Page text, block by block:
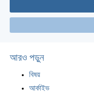
আরও পড়ুন
বিষয়
আর্কাইভ